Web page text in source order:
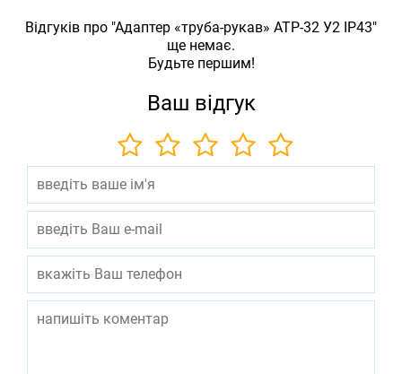
Відгуків про "Адаптер «труба-рукав» АТР-32 У2 IP43"
ще немає.
Будьте першим!
Ваш відгук